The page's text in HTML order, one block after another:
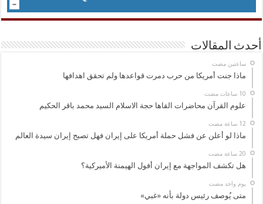
أحدث المقالات
‏ساعتين مضت
ماذا جنت أمريكا من حرب دمرت قواعدها ولم تحقق اهدافها
علوم القرآن محاضرات القاها حجة الاسلام السيد محمد باقر الحكيم
ماذا لو أعلن عن فشل حملة أمريكا على إيران فهل تصبح إيران سيدة العالم
هل تكشف المواجهة مع إيران أفول الهيمنة الأميركية؟
‏يوم واحد مضت
متى يُوصف رئيس دولة بأنه «غبي»